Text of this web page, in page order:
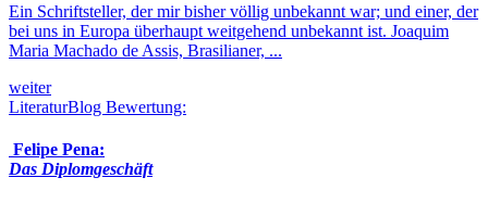
Ein Schriftsteller, der mir bisher völlig unbekannt war; und einer, der
bei uns in Europa überhaupt weitgehend unbekannt ist. Joaquim
Maria Machado de Assis, Brasilianer, ...
weiter
LiteraturBlog Bewertung:
Felipe Pena:
Das Diplomgeschäft